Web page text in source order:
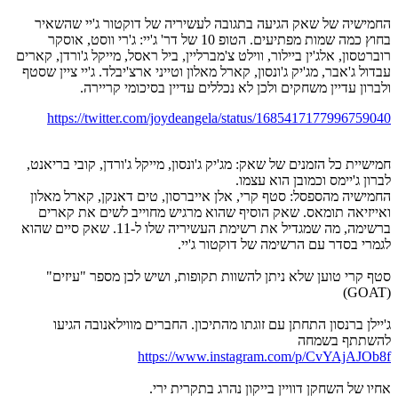
החמישיה של שאק הגיעה בתגובה לעשיריה של דוקטור ג'יי שהשאיר
בחוץ כמה שמות מפתיעים. הטופ 10 של דר' ג'יי: ג'רי ווסט, אוסקר
רוברטסון, אלג'ין ביילור, ווילט צ'מברליין, ביל ראסל, מייקל ג'ורדן, קארים
עבדול ג'אבר, מג'יק ג'ונסון, קארל מאלון וטייני ארצ'יבלד. ג'יי ציין שסטף
ולברון עדיין משחקים ולכן לא נכללים עדיין בסיכומי קריירה.
https://twitter.com/joydeangela/status/1685417177996759040
חמישיית כל הזמנים של שאק: מג'יק ג'ונסון, מייקל ג'ורדן, קובי בריאנט,
לברון ג'יימס וכמובן הוא עצמו.
החמישיה מהספסל: סטף קרי, אלן אייברסון, טים דאנקן, קארל מאלון
ואייזיאה תומאס. שאק הוסיף שהוא מרגיש מחוייב לשים את קארים
ברשימה, מה שמגדיל את רשימת העשיריה שלו ל-11. שאק סיים שהוא
לגמרי בסדר עם הרשימה של דוקטור ג'יי.
סטף קרי טוען שלא ניתן להשוות תקופות, ושיש לכן מספר "עיזים"
(GOAT)
ג'יילן ברנסון התחתן עם זוגתו מהתיכון. החברים מווילאנובה הגיעו
להשתתף בשמחה
https://www.instagram.com/p/CvYAjAJOb8f
אחיו של השחקן דוויין בייקון נהרג בתקרית ירי.